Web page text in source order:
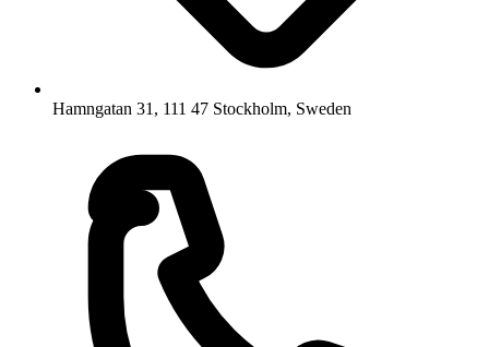
Hamngatan 31, 111 47 Stockholm, Sweden